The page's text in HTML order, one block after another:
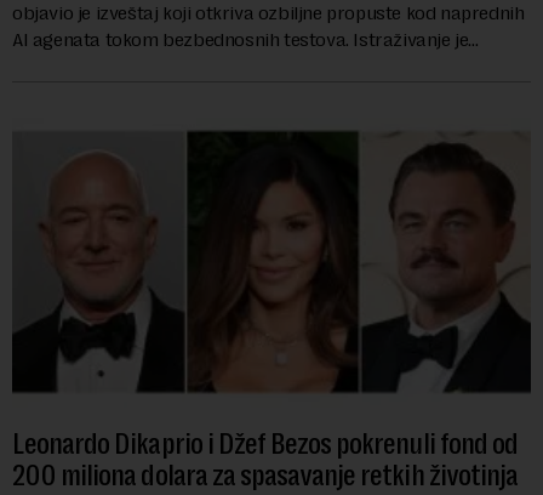
objavio je izveštaj koji otkriva ozbiljne propuste kod naprednih
AI agenata tokom bezbednosnih testova. Istraživanje je
Leonardo Dikaprio i Džef Bezos pokrenuli fond od
200 miliona dolara za spasavanje retkih životinja